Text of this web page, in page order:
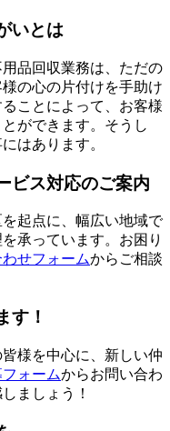
いとは
品回収業務は、ただの
の心の片付けを手助け
ことによって、お客様
ができます。そうし
はあります。
ビス対応のご案内
起点に、幅広い地域で
承っています。お困り
せフォームからご相談
す！
様を中心に、新しい仲
ォームからお問い合わ
ましょう！